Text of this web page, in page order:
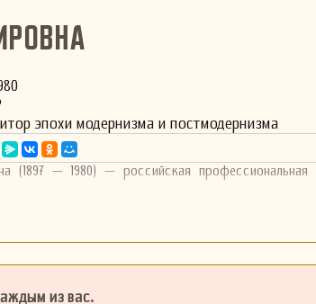
эпохи модернизма и постмодернизма
(1897 — 1980) — российская профессиональная
из вас.